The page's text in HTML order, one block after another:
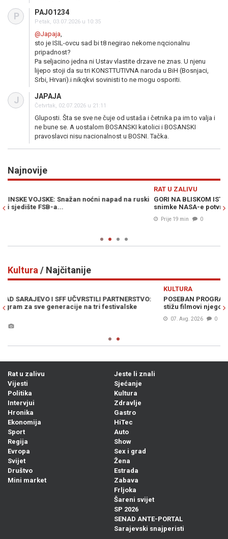
P PAJO1234
Petak, 03.07.2026 u 10:35
@Japaja,
sto je ISIL-ovcu sad bi t8 negirao nekome nqcionalnu
pripadnost?
Pa seljacino jedna ni Ustav vlastite drzave ne znas. U njenu
lijepo stoji da su tri KONSTTUTIVNA naroda u BiH (Bosnjaci,
Srbi, Hrvari).i nikqkvi sovinisti to ne mogu osporiti.
J JAPAJA
Četvrtak, 02.07.2026 u 21:11
Gluposti. Šta se sve ne čuje od ustaša i četnika pa im to valja i
ne bune se. A uostalom BOSANSKI katolici i BOSANSKI
pravoslavci nisu nacionalnost u BOSNI. Tačka.
Najnovije
GORI NA BLISKOM ISTOKU: Snažne eksplozije u Saudijskoj Arabiji,
snimke NASA-e potvrđuju požare...
Kultura / Najčitanije
POSEBAN PROGRAM SFF-a POSVEĆEN BÉLI TARRU: U Sarajevo
stižu filmovi njegovih najuspješnijih studenata
Rat u zalivu
Vijesti
Politika
Intervjui
Hronika
Ekonomija
Sport
Regija
Evropa
Svijet
Društvo
Mini market
Jeste li znali
Sjećanje
Kultura
Zdravlje
Gastro
HiTec
Auto
Show
Sex i grad
Žena
Estrada
Zabava
Frljoka
Šareni svijet
SP 2026
SENAD ANTE-PORTAL
Sarajevski snajperisti